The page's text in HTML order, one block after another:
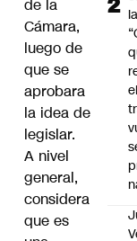
de la
Cámara,
luego de
que se
aprobara
la idea de
legislar.
A nivel
general,
considera
que es
el